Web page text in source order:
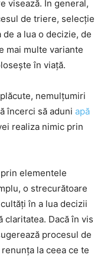
visează. În general,
de triere, selecție
a lua o decizie, de
mai multe variante
în viață.
nemulțumiri
încerci să aduni apă
realiza nimic prin
elementele
o strecurătoare
în a lua decizii
Dacă în vis
procesul de
la ceea ce te